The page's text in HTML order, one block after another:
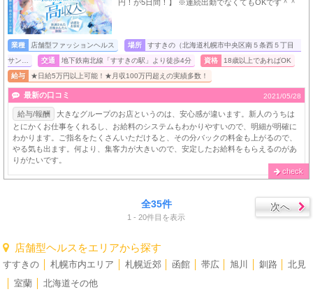
円！が5日間！】 ※連続出勤でなくてもOKです＾＾
業種 店舗型ファッションヘルス 場所
すすきの（北海道札幌市中央区南５条西５丁目
サン…
交通 地下鉄南北線「すすきの駅」より徒歩4分 資格
18歳以上であればOK
給与
★日給5万円以上可能！★月収100万円超えの実績多数！
最新の口コミ 2021/05/28
給与/報酬
大きなグループのお店というのは、安心感が違います。新人のうちは
とにかくお仕事をくれるし、お給料のシステムもわかりやすいので、明細が明確に
わかります。ご指名をたくさんいただけると、その分バックの料金も上がるので、
やる気も出ます。何より、集客力が大きいので、安定したお給料をもらえるのがあ
りがたいです。
check
次へ
全35件
1 - 20件目を表示
店舗型ヘルスをエリアから探す
すすきの 札幌市内エリア 札幌近郊 函館 帯広 旭川 釧路
北見
室蘭 北海道その他